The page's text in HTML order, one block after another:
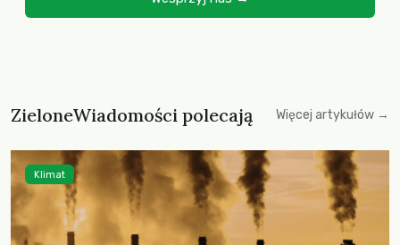
ZieloneWiadomości polecają Więcej artykułów →
Klimat